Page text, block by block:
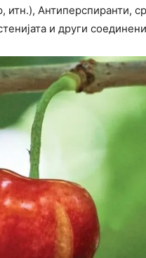
Антиперспиранти,
и други